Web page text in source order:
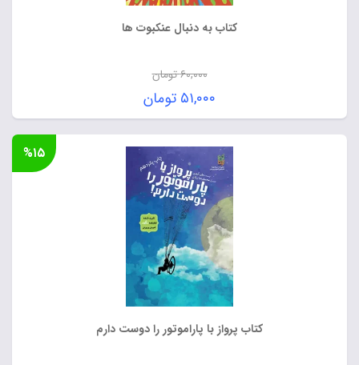
کتاب به دنبال عنکبوت ها
۶۰,۰۰۰تومان
قیمت
اصلی:
۶۰,۰۰۰ تومان
بود.
۵۱,۰۰۰ تومان
قیمت
فعلی:
۵۱,۰۰۰ تومان.
کتاب پرواز با پاراموتور را دوست دارم
%۱۵